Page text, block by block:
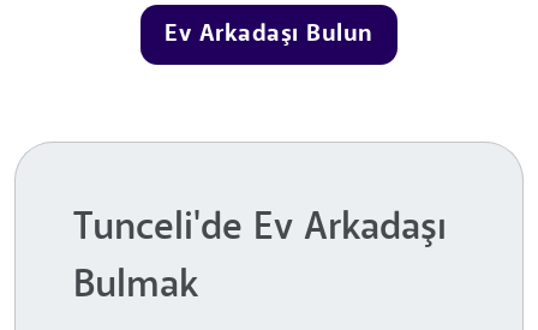
Ev Arkadaşı Bulun
Tunceli'de Ev Arkadaşı
Bulmak